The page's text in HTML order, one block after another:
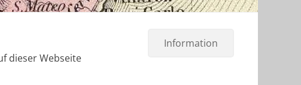
dieser Webseite
Information